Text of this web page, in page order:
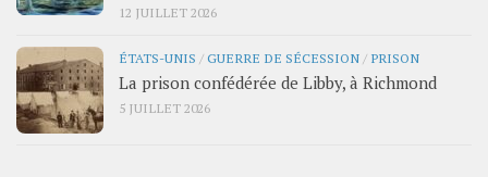
12 JUILLET 2026
ÉTATS-UNIS /GUERRE DE SÉCESSION / PRISON
La prison confédérée de Libby, à Richmond
5 JUILLET 2026